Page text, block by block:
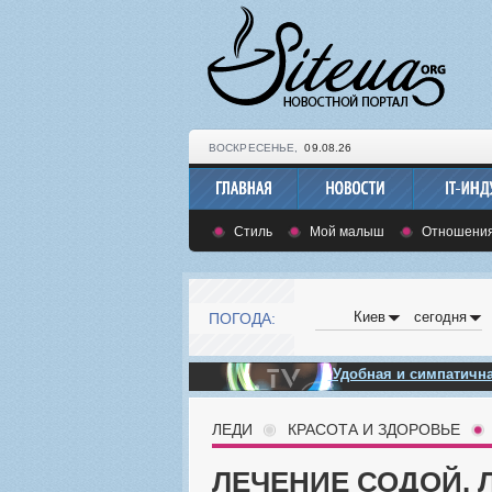
ВОСКРЕСЕНЬЕ, 09.08.26
Стиль Мой малыш
ПОГОДА: Киев сегодня
Удобная и
ЛЕДИ КРАСОТА И ЗДОРОВЬЕ
ЛЕЧЕНИЕ СОДОЙ.